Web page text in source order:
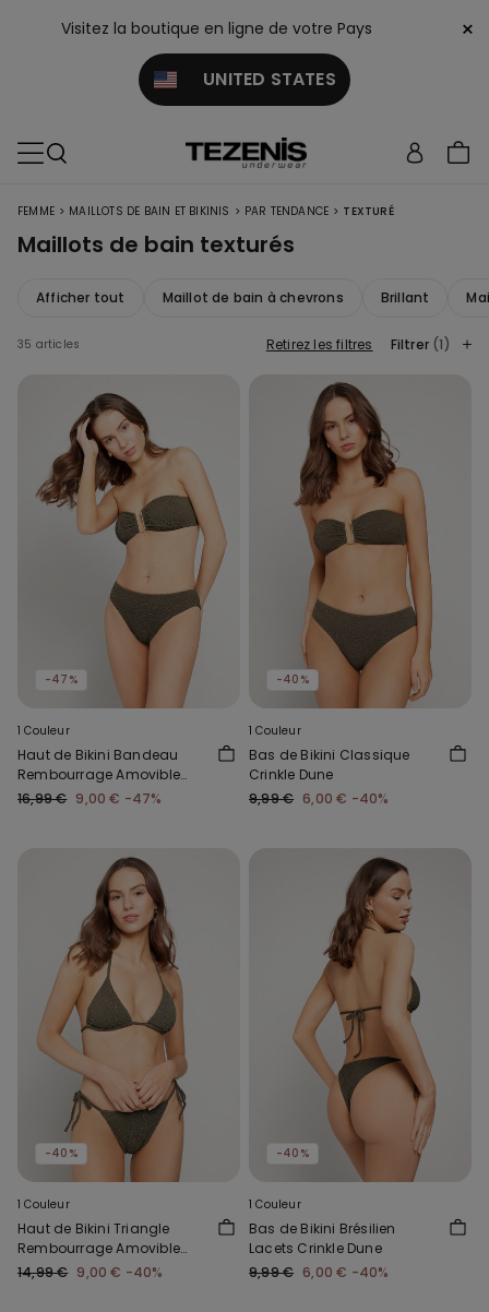
Visitez la boutique en ligne de votre Pays
UNITED STATES
×
FEMME > MAILLOTS DE BAIN ET BIKINIS > PAR TENDANCE > TEXTURÉ
Maillots de bain texturés
Afficher tout Maillot de bain à chevrons Brillant
35 articles Retirez les filtres Filtrer (1)
-47%
1 Couleur
Haut de Bikini Bandeau
Rembourrage Amovible
Crinkle Dune
16,99 € 9,00 € -47%
-40%
1 Couleur
Bas de Bikini Classique
Crinkle Dune
9,99 € 6,00 € -40%
-40%
1 Couleur
Haut de Bikini Triangle
Rembourrage Amovible
Crinkle Dune
14,99 € 9,00 € -40%
-40%
1 Couleur
Bas de Bikini Brésilien
Lacets Crinkle Dune
9,99 € 6,00 € -40%